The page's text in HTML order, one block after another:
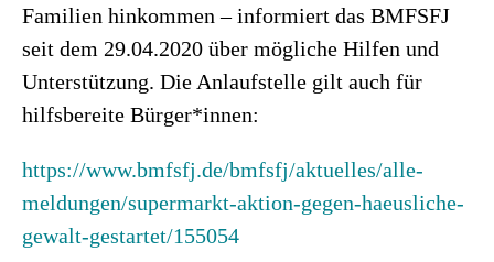
Familien hinkommen – informiert das BMFSFJ
seit dem 29.04.2020 über mögliche Hilfen und
Unterstützung. Die Anlaufstelle gilt auch für
hilfsbereite Bürger*innen:
https://www.bmfsfj.de/bmfsfj/aktuelles/alle-
meldungen/supermarkt-aktion-gegen-haeusliche-
gewalt-gestartet/155054